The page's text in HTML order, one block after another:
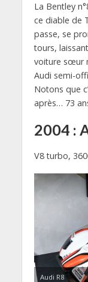
La Bentley
ce diable de
passe, se
tours,
voiture sœur
Audi semi-
Notons que
après… 73
2004 :
V8 turbo,
Audi R8